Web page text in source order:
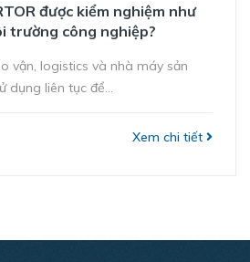
được kiểm nghiệm như
trường công nghiệp?
vận, logistics và nhà máy sản
dụng liên tục để...
Xem chi tiết